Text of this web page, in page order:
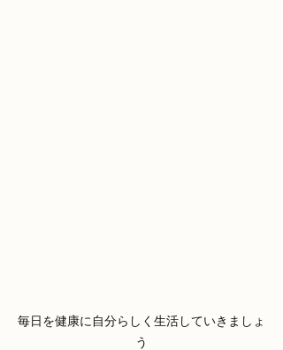
毎日を健康に自分らしく生活していきましょ
う